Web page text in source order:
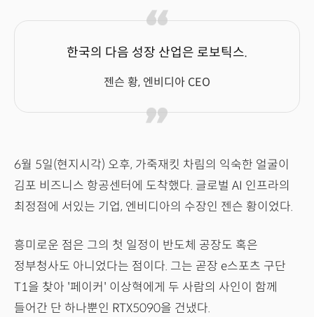
한국의 다음 성장 산업은 로보틱스.
젠슨 황, 엔비디아 CEO
6월 5일(현지시각) 오후, 가죽재킷 차림의 익숙한 얼굴이
김포 비즈니스 항공센터에 도착했다. 글로벌 AI 인프라의
최정점에 서있는 기업, 엔비디아의 수장인 젠슨 황이었다.
흥미로운 점은 그의 첫 일정이 반도체 공장도 혹은
정부청사도 아니었다는 점이다. 그는 곧장 e스포츠 구단
T1을 찾아 '페이커' 이상혁에게 두 사람의 사인이 함께
들어간 단 하나뿐인 RTX5090을 건냈다.